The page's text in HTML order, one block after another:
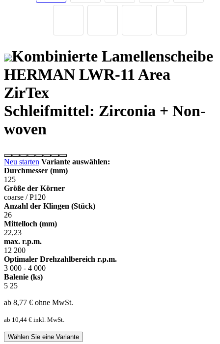
Kombinierte Lamellenscheibe
HERMAN LWR-11 Area
ZirTex
Schleifmittel: Zirconia + Non-
woven
Neu starten Variante auswählen:
Durchmesser (mm)
125
Größe der Körner
coarse / P120
Anzahl der Klingen (Stück)
26
Mittelloch (mm)
22,23
max. r.p.m.
12 200
Optimaler Drehzahlbereich r.p.m.
3 000 - 4 000
Balenie (ks)
5 25
ab 8,77 € ohne MwSt.
ab 10,44 € inkl. MwSt.
Wählen Sie eine Variante